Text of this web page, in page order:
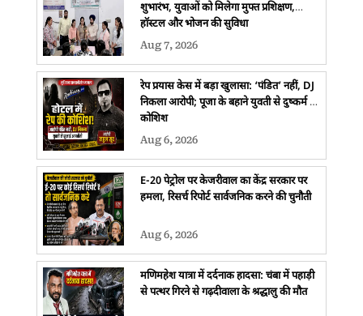
शुभारंभ, युवाओं को मिलेगा मुफ्त प्रशिक्षण,
हॉस्टल और भोजन की सुविधा
Aug 7, 2026
रेप प्रयास केस में बड़ा खुलासा: ‘पंडित’ नहीं, DJ
निकला आरोपी; पूजा के बहाने युवती से दुष्कर्म की
कोशिश
Aug 6, 2026
E-20 पेट्रोल पर केजरीवाल का केंद्र सरकार पर
हमला, रिसर्च रिपोर्ट सार्वजनिक करने की चुनौती
Aug 6, 2026
मणिमहेश यात्रा में दर्दनाक हादसा: चंबा में पहाड़ी
से पत्थर गिरने से गढ़दीवाला के श्रद्धालु की मौत